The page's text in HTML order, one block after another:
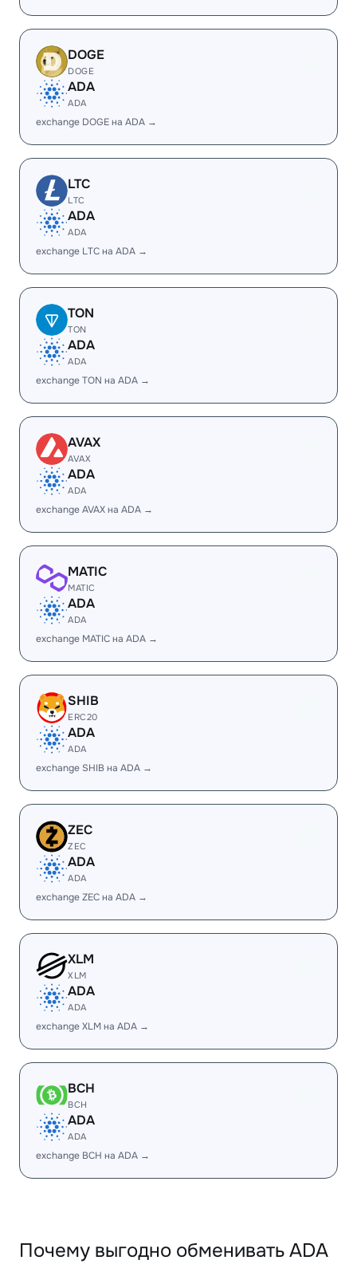
DOGE
DOGE
ADA
ADA
exchange DOGE на ADA →
LTC
LTC
ADA
ADA
exchange LTC на ADA →
TON
TON
ADA
ADA
exchange TON на ADA →
AVAX
AVAX
ADA
ADA
exchange AVAX на ADA →
MATIC
MATIC
ADA
ADA
exchange MATIC на ADA →
SHIB
ERC20
ADA
ADA
exchange SHIB на ADA →
ZEC
ZEC
ADA
ADA
exchange ZEC на ADA →
XLM
XLM
ADA
ADA
exchange XLM на ADA →
BCH
BCH
ADA
ADA
exchange BCH на ADA →
Почему выгодно обменивать ADA